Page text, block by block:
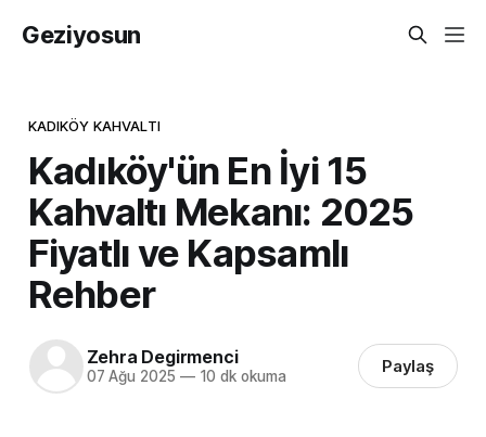
Geziyosun
KADIKÖY KAHVALTI
Kadıköy'ün En İyi 15
Kahvaltı Mekanı: 2025
Fiyatlı ve Kapsamlı
Rehber
Zehra Degirmenci
07 Ağu 2025 —10 dk okuma Paylaş